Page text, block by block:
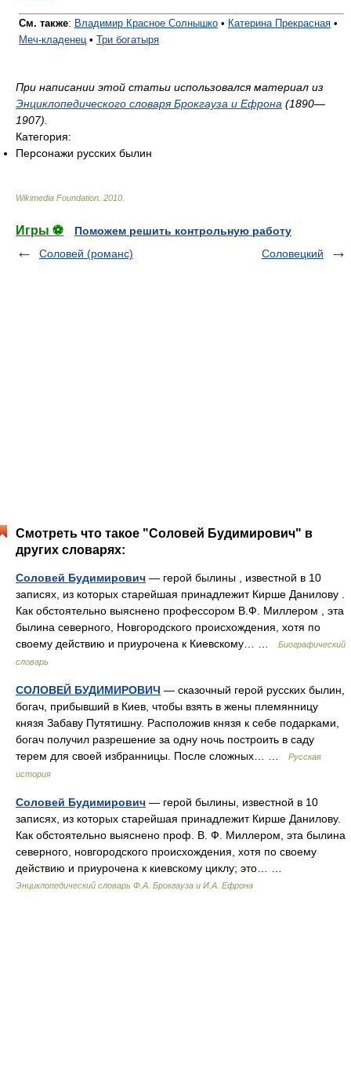
См. также: Владимир Красное Солнышко • Катерина Прекрасная •
Меч-кладенец • Три богатыря
При написании этой статьи использовался материал из
Энциклопедического словаря Брокгауза и Ефрона (1890—
1907).
Категория:
Персонажи русских былин
Wikimedia Foundation 2010
Игры ⚽
Поможем решить контрольную работу
Соловей (романс)
Соловецкий
Смотреть что такое "Соловей Будимирович" в
других словарях:
Соловей Будимирович — герой былины , известной в 10
записях, из которых старейшая принадлежит Кирше Данилову .
Как обстоятельно выяснено профессором В.Ф. Миллером , эта
былина северного, Новгородского происхождения, хотя по
своему действию и приурочена к Киевскому… …
Биографический
словарь
СОЛОВЕЙ БУДИМИРОВИЧ — сказочный герой русских былин,
богач, прибывший в Киев, чтобы взять в жены племянницу
князя Забаву Путятишну. Расположив князя к себе подарками,
богач получил разрешение за одну ночь построить в саду
терем для своей избранницы. После сложных… …
Русская
история
Соловей Будимирович — герой былины, известной в 10
записях, из которых старейшая принадлежит Кирше Данилову.
Как обстоятельно выяснено проф. В. Ф. Миллером, эта былина
северного, новгородского происхождения, хотя по своему
действию и приурочена к киевскому циклу; это… …
Энциклопедический словарь Ф.А. Брокгауза и И.А. Ефрона